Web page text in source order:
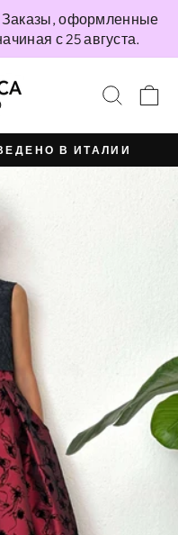
Заказы, оформленные
с 25 августа.
В ИТАЛИИ